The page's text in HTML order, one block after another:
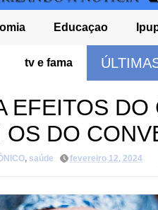
Educaçao
tv e fama
CONSUMIDORES
EFEITOS DO
DO
, saúde fevereiro 12, 2024